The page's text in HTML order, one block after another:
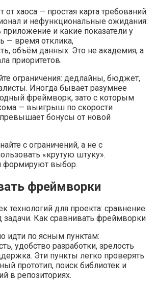
от хаоса — простая карта требований.
и нефункциональные ожидания:
и какие показатели у
— время отклика,
объём данных. Это не академия, а
приоритетов.
ограничения: дедлайны, бюджет,
Иногда бывает разумнее
фреймворк, зато с которым
— выигрыш по скорости
превышает бонусы от новой
с ограничений, а не с
«крутую штуку».
формируют выбор.
фреймворки
идти по ясным пунктам:
удобство разработки, зрелость
Эти пункты легко проверять
прототип, поиск библиотек и
в репозиториях.